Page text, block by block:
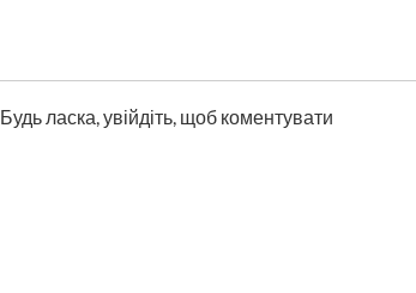
Будь ласка, увійдіть, щоб коментувати